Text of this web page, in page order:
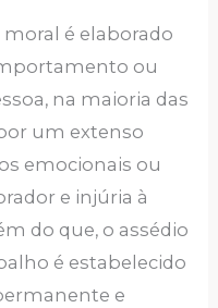
é elaborado
ou
na maioria das
um extenso
emocionais ou
e injúria à
do que, o assédio
é estabelecido
e